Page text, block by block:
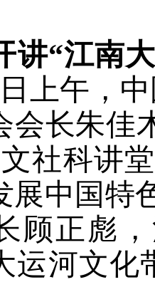
讲“江南
上午，
会长朱佳
社科讲
展中国特
顾正彪
运河文